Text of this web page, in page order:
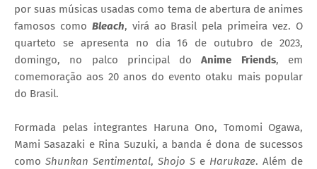
por suas músicas usadas como tema de abertura de animes
famosos como Bleach, virá ao Brasil pela primeira vez. O
quarteto se apresenta no dia 16 de outubro de 2023,
domingo, no palco principal doAnime Friends, em
comemoração aos 20 anos do evento otaku mais popular
do Brasil.
Formada pelas integrantes Haruna Ono, Tomomi Ogawa,
Mami Sasazaki e Rina Suzuki, a banda é dona de sucessos
como Shunkan Sentimental, Shojo S e Harukaze. Além de